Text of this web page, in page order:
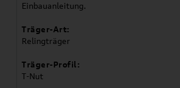
Einbauanleitung.
Träger-Art:
Relingträger
Träger-Profil:
T-Nut